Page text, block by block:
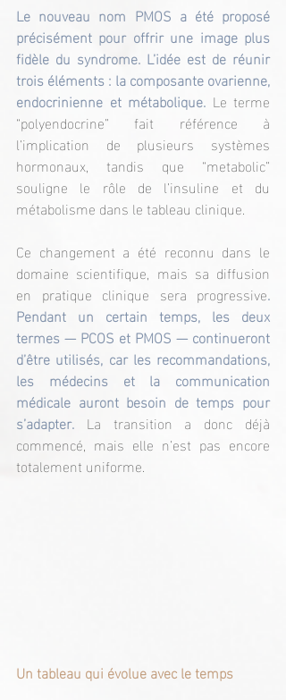
Le nouveau nom PMOS a été proposé
précisément pour offrir une image plus
fidèle du syndrome. L’idée est de réunir
trois éléments : la composante ovarienne,
endocrinienne et métabolique. Le terme
“polyendocrine” fait référence à
l’implication de plusieurs systèmes
hormonaux, tandis que “metabolic”
souligne le rôle de l’insuline et du
métabolisme dans le tableau clinique.
Ce changement a été reconnu dans le
domaine scientifique, mais sa diffusion
en pratique clinique sera progressive.
Pendant un certain temps, les deux
termes — PCOS et PMOS — continueront
d’être utilisés, car les recommandations,
les médecins et la communication
médicale auront besoin de temps pour
s’adapter. La transition a donc déjà
commencé, mais elle n’est pas encore
totalement uniforme.
Un tableau qui évolue avec le temps